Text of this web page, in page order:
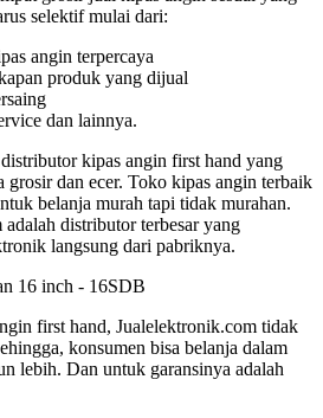
selektif mulai dari:
angin terpercaya
produk yang dijual
dan lainnya.
kipas angin first hand yang
grosir dan ecer. Toko kipas angin terbaik
belanja murah tapi tidak murahan.
distributor terbesar yang
langsung dari pabriknya.
first hand, Jualelektronik.com tidak
konsumen bisa belanja dalam
lebih. Dan untuk garansinya adalah